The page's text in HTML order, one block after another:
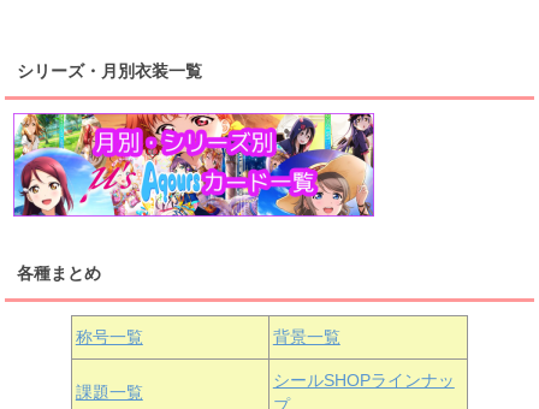
桜内梨子 高海千歌 渡辺曜
浦の星女学院1年生
津島善子 黒澤ルビィ
浦の星女学院3年生
上原歩夢 宮下愛 優木せつ菜
虹ヶ咲学園1年生
中須かすみ 天王寺璃奈
シリーズ・月別衣装一覧
各種まとめ
称号一覧 背景一覧
課題一覧
シールSHOPラインナッ